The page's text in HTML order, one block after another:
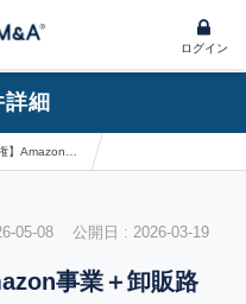
ログイン
細
05-08 公開日 : 2026-03-19
事業＋卸販路